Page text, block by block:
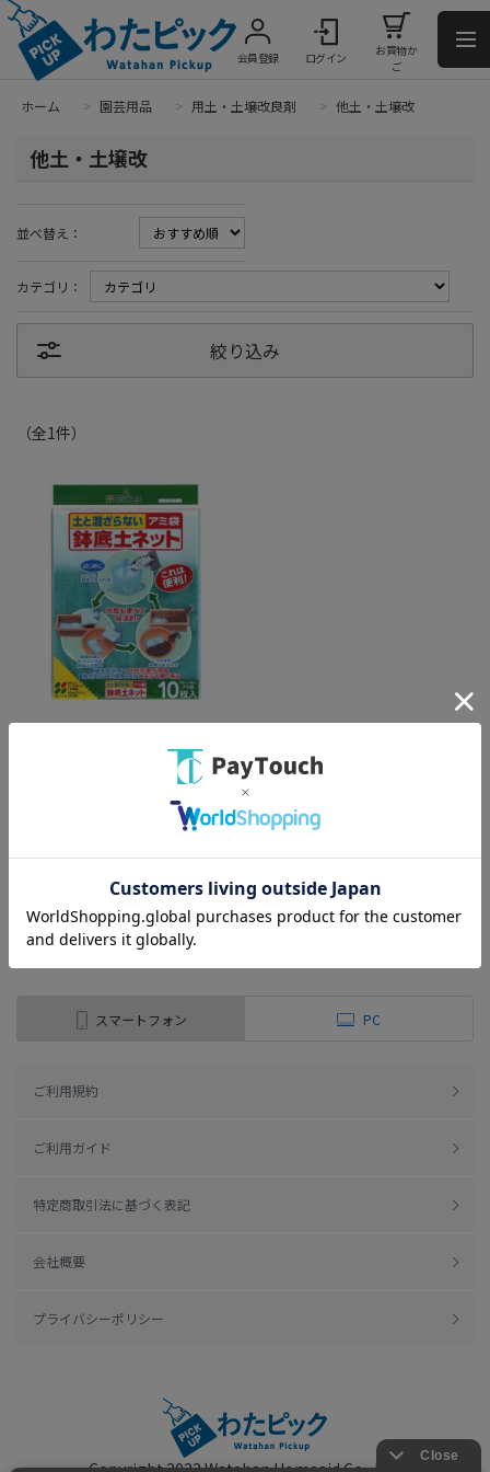
会員登録 ログイン
お買物か
ご
ホーム > 園芸用品 > 用土・土壌改良剤 > 他土・土壌改
他土・土壌改
並べ替え：
カテゴリ：
絞り込み
（全1件）
在庫：○
（全1件）
スマートフォン PC
ご利用規約
ご利用ガイド
特定商取引法に基づく表記
会社概要
プライバシーポリシー